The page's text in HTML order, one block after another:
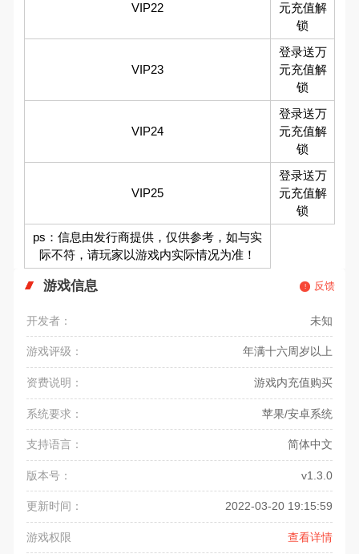
VIP22
元充值解
锁
VIP23
登录送万
元充值解
锁
VIP24
登录送万
元充值解
锁
VIP25
登录送万
元充值解
锁
ps：信息由发行商提供，仅供参考，如与实
际不符，请玩家以游戏内实际情况为准！
游戏信息 反馈
开发者： 未知
游戏评级： 年满十六周岁以上
资费说明： 游戏内充值购买
系统要求： 苹果/安卓系统
支持语言： 简体中文
版本号： v1.3.0
更新时间： 2022-03-20 19:15:59
游戏权限 查看详情